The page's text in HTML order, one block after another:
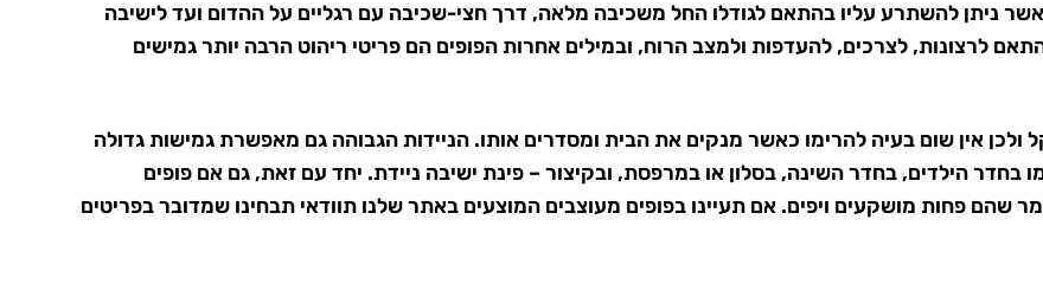
ניתן להשתרע עליו בהתאם לגודלו החל משכיבה מלאה, דרך חצי-שכיבה עם רגליים על ההדום ועד לישיבה
לרצונות, לצרכים, להעדפות ולמצב הרוח, ובמילים אחרות הפופים הם פריטי ריהוט הרבה יותר גמישים
ולכן אין שום בעיה להרימו כאשר מנקים את הבית ומסדרים אותו. הניידות הגבוהה גם מאפשרת גמישות גדולה
בחדר הילדים, בחדר השינה, בסלון או במרפסת, ובקיצור – פינת ישיבה ניידת. יחד עם זאת, גם אם פופים
שהם פחות מושקעים ויפים. אם תעיינו בפופים מעוצבים המוצעים באתר שלנו תוודאי תבחינו שמדובר בפריטים